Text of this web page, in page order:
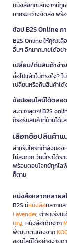
หนังสือทุกเล่มจากบีทู
หายระหว่างจัดส่ง พ
ช้อป B2S Online ก
B2S Online ให้คุณเลื
อื่นๆ อีกมากมายได้อย่
เปลี่ยน/คืนสินค้าง่าย
ซื้อไปแล้วไม่ตรงใจ?
เปลี่ยนหรือคืนสินค้าได้
ช้อปออนไลน์ได้ตลอ
สะดวกสุดๆ! B2S
ก็รอรับสินค้าที่บ้านได้เ
เลือกช้อปสินค้าแ
สำหรับใครที่กำลังมอง
ไม่สะดวก วันนี้เราได้
พร้อมตอบโจทย์ทุกไล
ก็ตาม
หนังสือหลากหลายส
B2S มีหนังสือหลากหล
Lavender, ตำราเรียน
บุญ, หนังสือเด็กจาก
พัฒนาตนเองจาก
ออนไลน์ได้อย่างง่ายด